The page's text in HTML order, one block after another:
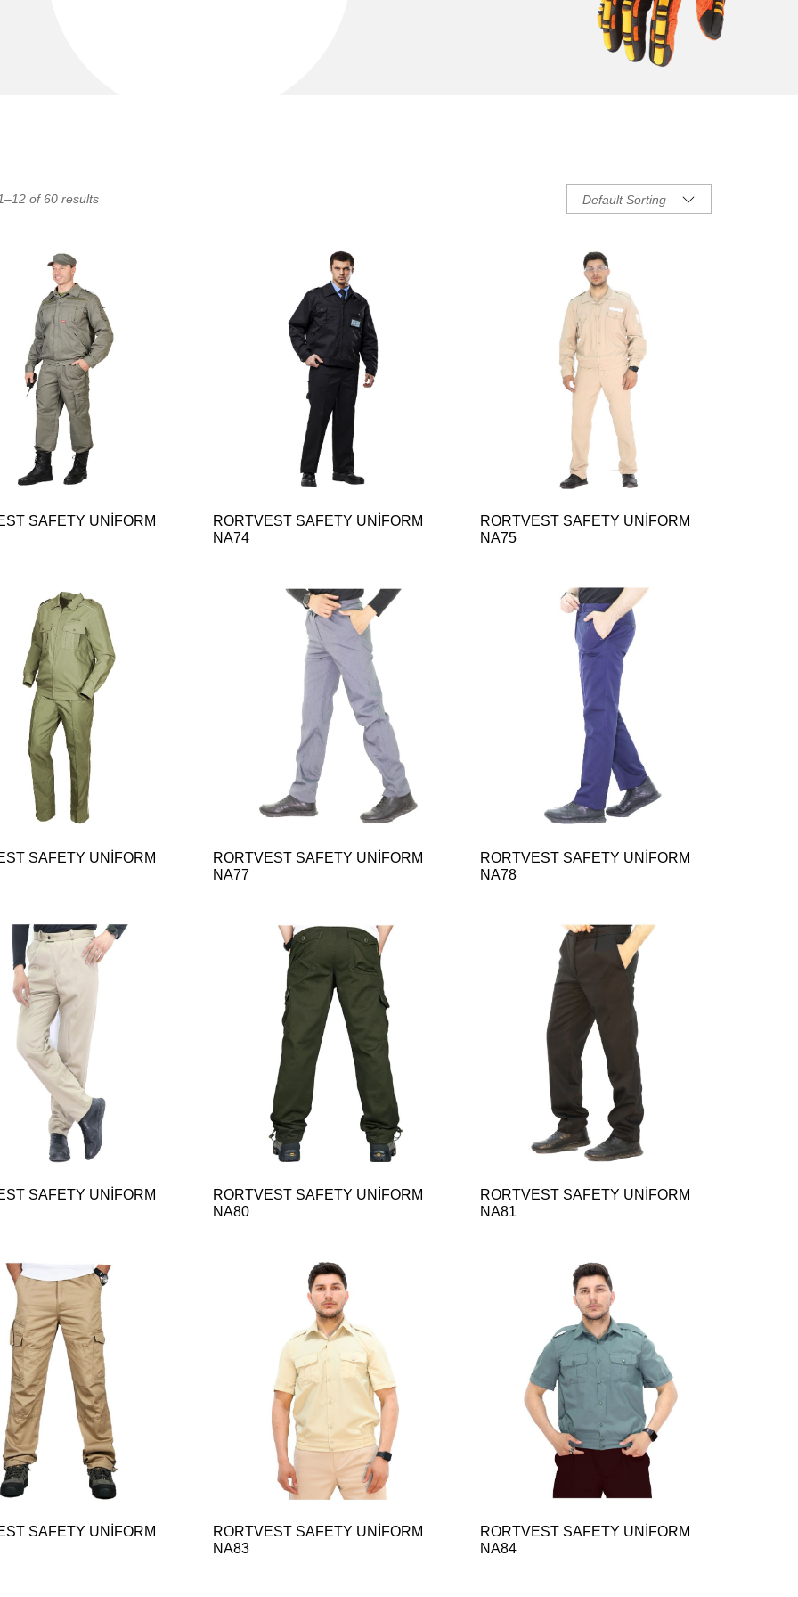
of 60 results Default Sorting
SAFETY UNİFORM
RORTVEST SAFETY UNİFORM
NA74
RORTVEST SAFETY UNİFORM
NA75
SAFETY UNİFORM
RORTVEST SAFETY UNİFORM
NA77
RORTVEST SAFETY UNİFORM
NA78
SAFETY UNİFORM
RORTVEST SAFETY UNİFORM
NA80
RORTVEST SAFETY UNİFORM
NA81
SAFETY UNİFORM
RORTVEST SAFETY UNİFORM
NA83
RORTVEST SAFETY UNİFORM
NA84